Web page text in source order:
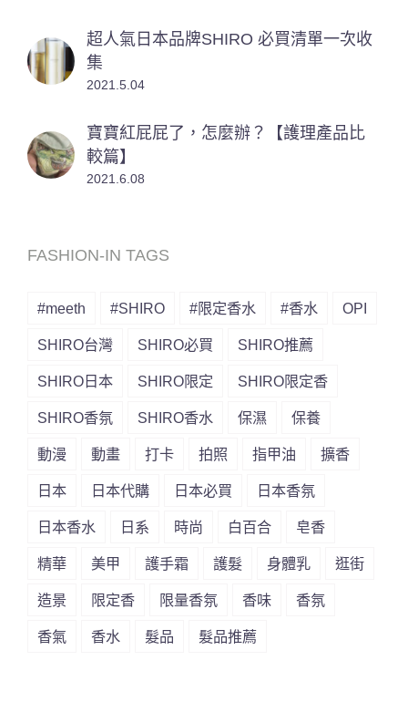
超人氣日本品牌SHIRO 必買清單一次收
集
2021.5.04
寶寶紅屁屁了，怎麼辦？【護理產品比
較篇】
2021.6.08
FASHION-IN TAGS
#meeth #SHIRO #限定香水 #香水 OPI
SHIRO台灣 SHIRO必買 SHIRO推薦
SHIRO日本 SHIRO限定 SHIRO限定香
SHIRO香氛 SHIRO香水 保濕 保養
動漫 動畫 打卡 拍照 指甲油 擴香
日本 日本代購 日本必買 日本香氛
日本香水 日系 時尚 白百合 皂香
精華 美甲 護手霜 護髮 身體乳 逛街
造景 限定香 限量香氛 香味 香氛
香氣 香水 髮品 髮品推薦